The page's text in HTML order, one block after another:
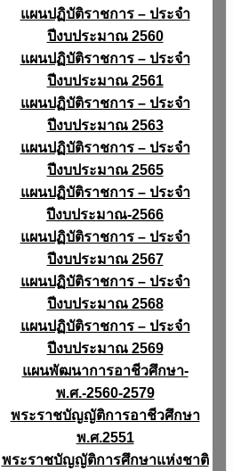
แผนปฏิบัติราชการ – ประจำ
ปีงบประมาณ 2560
แผนปฏิบัติราชการ – ประจำ
ปีงบประมาณ 2561
แผนปฏิบัติราชการ – ประจำ
ปีงบประมาณ 2563
แผนปฏิบัติราชการ – ประจำ
ปีงบประมาณ 2565
แผนปฏิบัติราชการ – ประจำ
ปีงบประมาณ-2566
แผนปฏิบัติราชการ – ประจำ
ปีงบประมาณ 2567
แผนปฏิบัติราชการ – ประจำ
ปีงบประมาณ 2568
แผนปฏิบัติราชการ – ประจำ
ปีงบประมาณ 2569
แผนพัฒนาการอาชีวศึกษา-
พ.ศ.-2560-2579
พระราชบัญญัติการอาชีวศึกษา
พ.ศ.2551
พระราชบัญญัติการศึกษาแห่งชาติ